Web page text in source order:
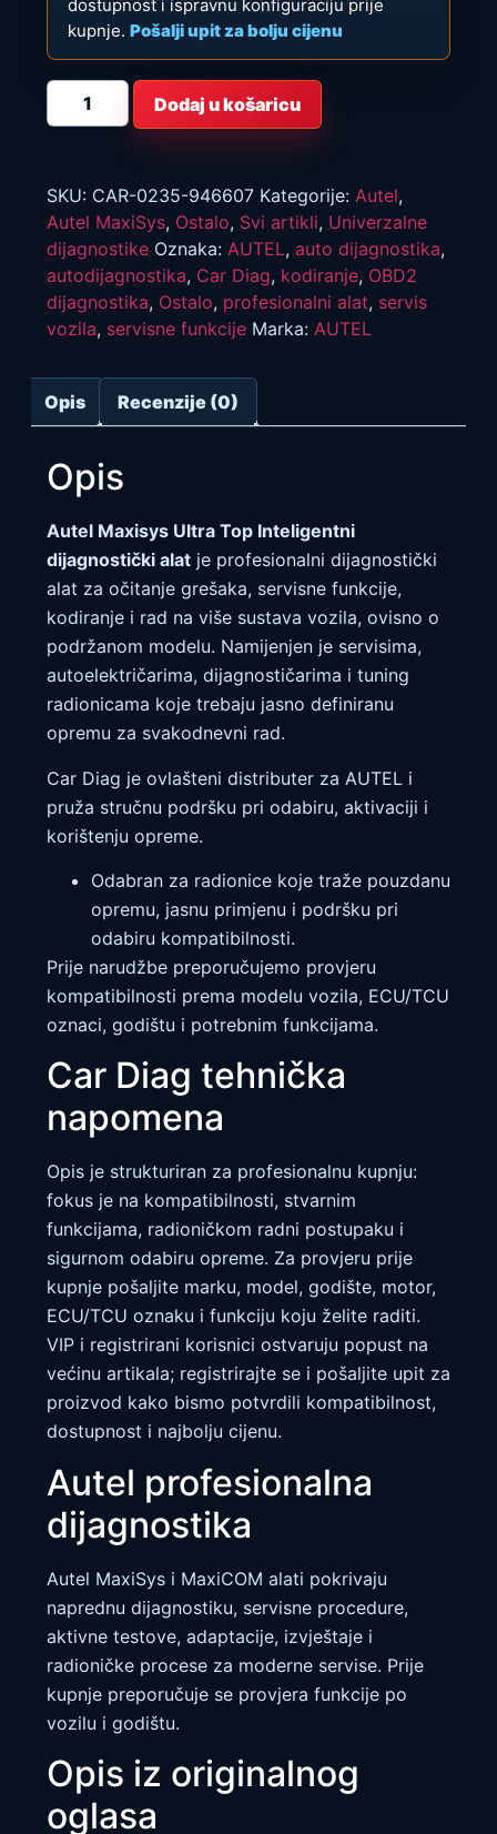
dostupnost i ispravnu konfiguraciju prije
kupnje. Pošalji upit za bolju cijenu
Autel
Maxisys
Ultra
alat
količina
Dodaj u košaricu
SKU: CAR-0235-946607 Kategorije: Autel,
Autel MaxiSys, Ostalo, Svi artikli, Univerzalne
dijagnostike Oznaka: AUTEL, auto dijagnostika,
autodijagnostika, Car Diag, kodiranje, OBD2
dijagnostika, Ostalo, profesionalni alat, servis
vozila, servisne funkcije Marka: AUTEL
Opis Recenzije (0)
Opis
Autel Maxisys Ultra Top Inteligentni
dijagnostički alat je profesionalni dijagnostički
alat za očitanje grešaka, servisne funkcije,
kodiranje i rad na više sustava vozila, ovisno o
podržanom modelu. Namijenjen je servisima,
autoelektričarima, dijagnostičarima i tuning
radionicama koje trebaju jasno definiranu
opremu za svakodnevni rad.
Car Diag je ovlašteni distributer za AUTEL i
pruža stručnu podršku pri odabiru, aktivaciji i
korištenju opreme.
Odabran za radionice koje traže pouzdanu
opremu, jasnu primjenu i podršku pri
odabiru kompatibilnosti.
Prije narudžbe preporučujemo provjeru
kompatibilnosti prema modelu vozila, ECU/TCU
oznaci, godištu i potrebnim funkcijama.
Car Diag tehnička
napomena
Opis je strukturiran za profesionalnu kupnju:
fokus je na kompatibilnosti, stvarnim
funkcijama, radioničkom radni postupaku i
sigurnom odabiru opreme. Za provjeru prije
kupnje pošaljite marku, model, godište, motor,
ECU/TCU oznaku i funkciju koju želite raditi.
VIP i registrirani korisnici ostvaruju popust na
većinu artikala; registrirajte se i pošaljite upit za
proizvod kako bismo potvrdili kompatibilnost,
dostupnost i najbolju cijenu.
Autel profesionalna
dijagnostika
Autel MaxiSys i MaxiCOM alati pokrivaju
naprednu dijagnostiku, servisne procedure,
aktivne testove, adaptacije, izvještaje i
radioničke procese za moderne servise. Prije
kupnje preporučuje se provjera funkcije po
vozilu i godištu.
Opis iz originalnog
oglasa